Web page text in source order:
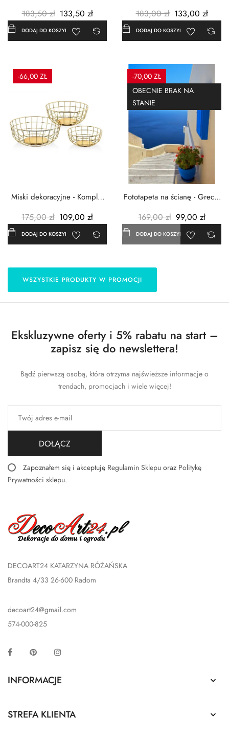
183,50 zł 133,50 zł
DODAJ DO KOSZYKA
183,00 zł 133,00 zł
DODAJ DO KOSZYKA
-66,00 ZŁ
Miski dekoracyjne - Komplet
175,00 zł 109,00 zł
DODAJ DO KOSZYKA
-70,00 ZŁ
OBECNIE BRAK NA
STANIE
Fototapeta na ścianę - Grecja
169,00 zł 99,00 zł
DODAJ DO KOSZYKA
WSZYSTKIE PRODUKTY W PROMOCJI
Ekskluzywne oferty i 5% rabatu na start –
zapisz się do newslettera!
Bądź pierwszą osobą, która otrzyma najświeższe informacje o
trendach, promocjach i wiele więcej!
DOŁĄCZ
Zapoznałem się i akceptuję Regulamin Sklepu oraz Politykę
Prywatności sklepu.
DECOART24 KATARZYNA RÓŻAŃSKA
Brandta 4/33 26-600 Radom
decoart24@gmail.com
574-000-825
Facebook Pinterest
INFORMACJE 
STREFA KLIENTA 